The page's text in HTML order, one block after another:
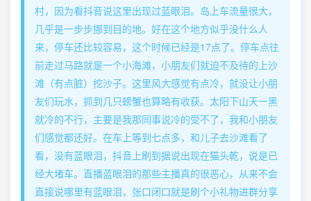
村，因为看抖音说这里出现过蓝眼泪。岛上车流量很大，
几乎是一步步挪到目的地。好在这个地方似乎没什么人
来，停车还比较容易，这个时候已经是17点了。停车点往
前走过马路就是一个小海滩，小朋友们就迫不及待的上沙
滩（有点脏）挖沙子。这里风大感觉有点冷，就没让小朋
友们玩水，抓到几只螃蟹也算略有收获。太阳下山天一黑
就冷的不行，主要是我那同事说冷的受不了，我和小朋友
们感觉都还好。在车上等到七点多，和儿子去沙滩看了
看，没有蓝眼泪，抖音上刷到据说出现在猫头乾，说是已
经大堵车。直播蓝眼泪的那些主播真的很恶心，从来不会
直接说哪里有蓝眼泪，张口闭口就是刷个小礼物进群分享